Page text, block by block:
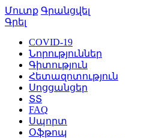
Մուտք Գրանցվել
Գրել
COVID-19
Նորություններ
Գիտություն
Հետազոտություն
Սոցցանցեր
ՏՏ
FAQ
Սպորտ
Օֆթոպ